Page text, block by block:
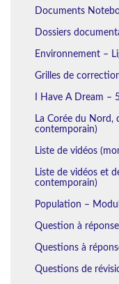
Documents
Dossiers
Environnement –
Grilles de
I Have A Dream –
La Corée du Nord,
contemporain)
Liste de vidéos
Liste de vidéos et
contemporain)
Population –
Question à
Questions à
Questions de